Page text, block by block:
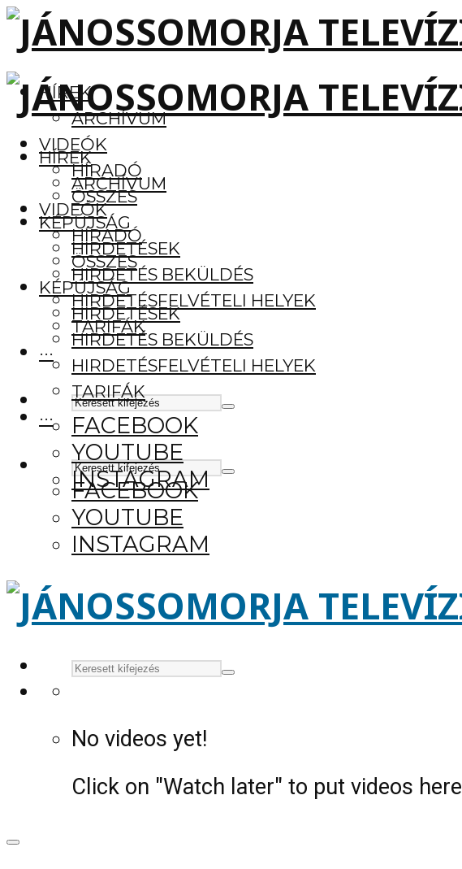
HÍREK
ARCHÍVUM
VIDEÓK
HÍRADÓ
ÖSSZES
KÉPÚJSÁG
HIRDETÉSEK
HIRDETÉS BEKÜLDÉS
HIRDETÉSFELVÉTELI HELYEK
TARIFÁK
···
FACEBOOK
YOUTUBE
INSTAGRAM
HÍREK
ARCHÍVUM
VIDEÓK
HÍRADÓ
ÖSSZES
KÉPÚJSÁG
HIRDETÉSEK
HIRDETÉS BEKÜLDÉS
HIRDETÉSFELVÉTELI HELYEK
TARIFÁK
···
FACEBOOK
YOUTUBE
INSTAGRAM
No videos yet!
Click on "Watch later" to put videos here